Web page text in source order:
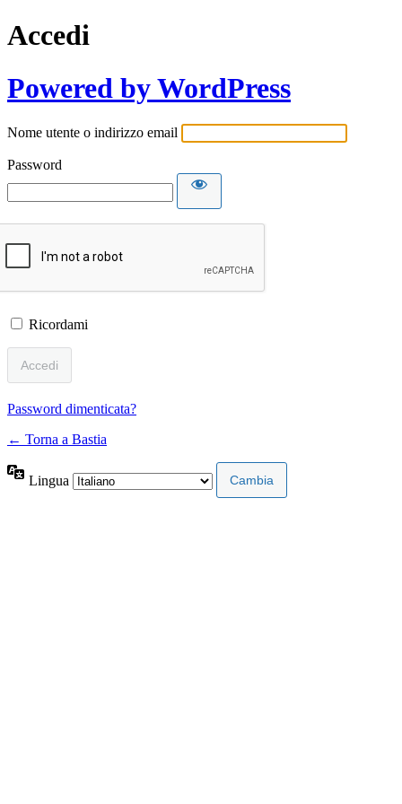
Accedi
Powered by WordPress
Nome utente o indirizzo email
Password
Ricordami
Password dimenticata?
← Torna a Bastia
Lingua